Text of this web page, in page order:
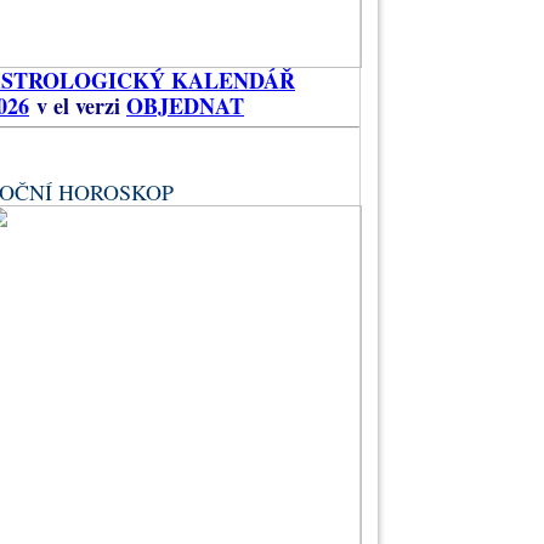
KALENDÁŘ
v el verziOBJEDNAT
HOROSKOP